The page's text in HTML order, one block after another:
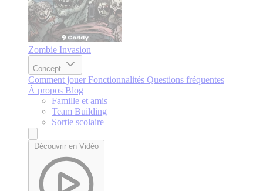
Zombie Invasion
Concept
Comment jouer Fonctionnalités Questions fréquentes
À propos Blog
Famille et amis
Team Building
Sortie scolaire
Découvrir en Vidéo